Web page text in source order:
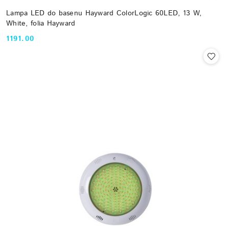
Lampa LED do basenu Hayward ColorLogic 60LED, 13 W,
White, folia Hayward
Cena:
1191.00